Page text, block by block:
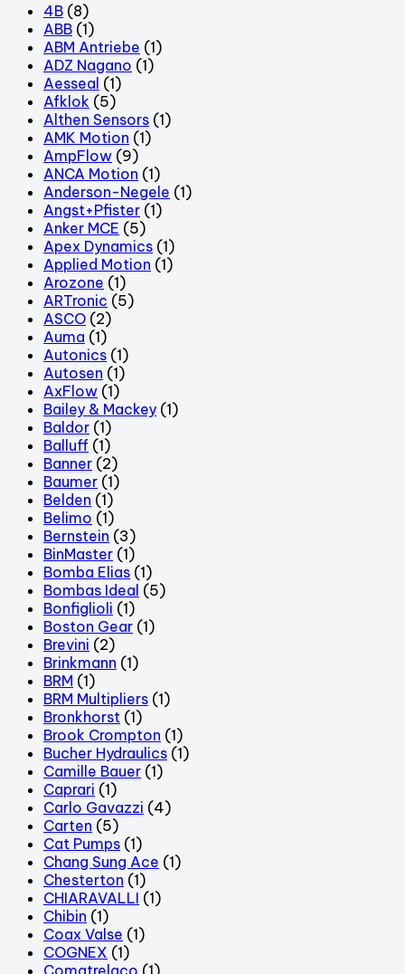
4B (8)
ABB (1)
ABM Antriebe (1)
ADZ Nagano (1)
Aesseal (1)
Afklok (5)
Althen Sensors (1)
AMK Motion (1)
AmpFlow (9)
ANCA Motion (1)
Anderson-Negele (1)
Angst+Pfister (1)
Anker MCE (5)
Apex Dynamics (1)
Applied Motion (1)
Arozone (1)
ARTronic (5)
ASCO (2)
Auma (1)
Autonics (1)
Autosen (1)
AxFlow (1)
Bailey & Mackey (1)
Baldor (1)
Balluff (1)
Banner (2)
Baumer (1)
Belden (1)
Belimo (1)
Bernstein (3)
BinMaster (1)
Bomba Elias (1)
Bombas Ideal (5)
Bonfiglioli (1)
Boston Gear (1)
Brevini (2)
Brinkmann (1)
BRM (1)
BRM Multipliers (1)
Bronkhorst (1)
Brook Crompton (1)
Bucher Hydraulics (1)
Camille Bauer (1)
Caprari (1)
Carlo Gavazzi (4)
Carten (5)
Cat Pumps (1)
Chang Sung Ace (1)
Chesterton (1)
CHIARAVALLI (1)
Chibin (1)
Coax Valse (1)
COGNEX (1)
Comatrelaco (1)